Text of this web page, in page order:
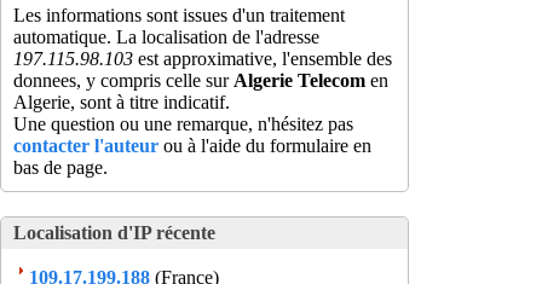
Les informations sont issues d'un traitement
automatique. La localisation de l'adresse
197.115.98.103 est approximative, l'ensemble des
donnees, y compris celle sur Algerie Telecom en
Algerie, sont à titre indicatif.
Une question ou une remarque, n'hésitez pas
contacter l'auteur ou à l'aide du formulaire en
bas de page.
Localisation d'IP récente
109.17.199.188 (France)